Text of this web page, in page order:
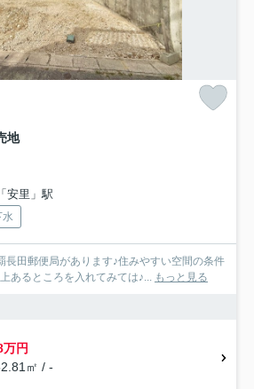
地
安里」駅
水
長田郵便局があります♪住みやすい空間の条件
あるところを入れてみては♪... もっと見る
円
㎡ / -